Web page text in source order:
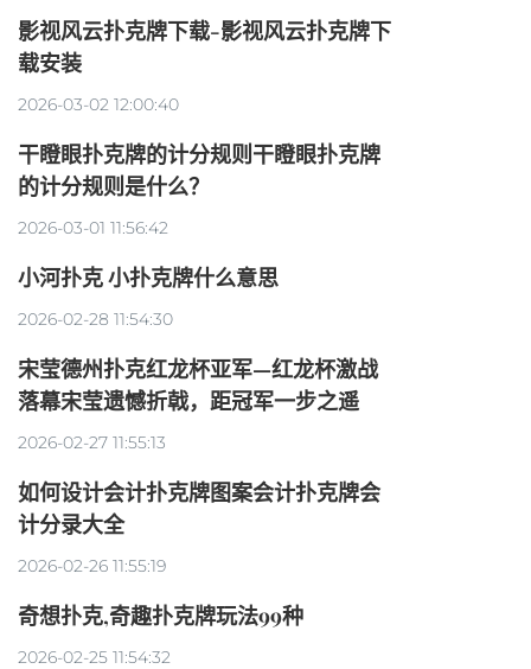
影视风云扑克牌下载-影视风云扑克牌下
载安装
2026-03-02 12:00:40
干瞪眼扑克牌的计分规则干瞪眼扑克牌
的计分规则是什么？
2026-03-01 11:56:42
小河扑克 小扑克牌什么意思
2026-02-28 11:54:30
宋莹德州扑克红龙杯亚军—红龙杯激战
落幕宋莹遗憾折戟，距冠军一步之遥
2026-02-27 11:55:13
如何设计会计扑克牌图案会计扑克牌会
计分录大全
2026-02-26 11:55:19
奇想扑克,奇趣扑克牌玩法99种
2026-02-25 11:54:32